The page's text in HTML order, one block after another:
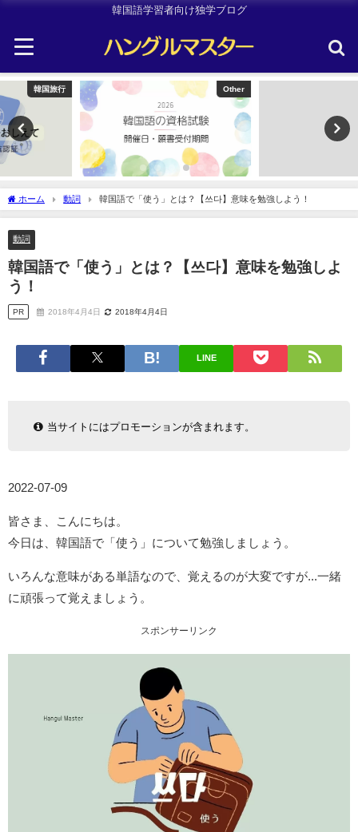
韓国語学習者向け独学ブログ
ホーム 動詞 韓国語で「使う」とは？【쓰다】意味を勉強しよう！
動詞
韓国語で「使う」とは？【쓰다】意味を勉強しよ
う！
PR 2018年4月4日 2018年4月4日
LINE
当サイトにはプロモーションが含まれます。
2022-07-09
皆さま、こんにちは。
今日は、韓国語で「使う」について勉強しましょう。
いろんな意味がある単語なので、覚えるのが大変ですが...一緒
に頑張って覚えましょう。
スポンサーリンク